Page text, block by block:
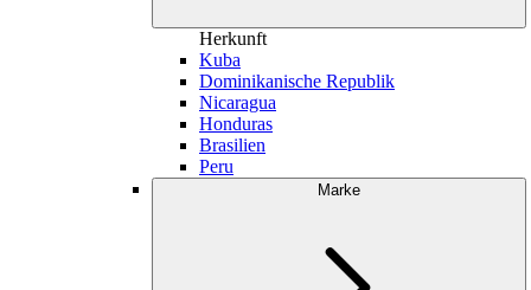
Herkunft
Kuba
Dominikanische Republik
Nicaragua
Honduras
Brasilien
Peru
Marke